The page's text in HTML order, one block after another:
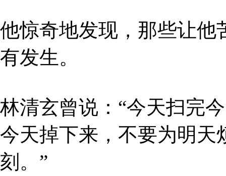
他惊奇地发现，那些让他
有发生。
林清玄曾说：“今天扫完
今天掉下来，不要为明天
刻。”